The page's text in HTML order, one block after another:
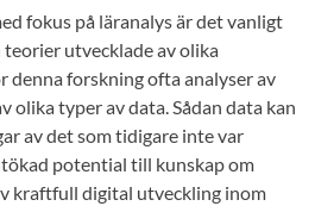
fokus på läranalys är det vanligt
utvecklade av olika
denna forskning ofta analyser av
olika typer av data. Sådan data kan
av det som tidigare inte var
potential till kunskap om
kraftfull digital utveckling inom